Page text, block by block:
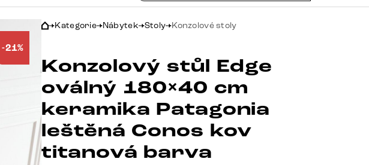
-21%
Kategorie Nábytek Stoly Konzolové stoly
Konzolový stůl Edge
oválný 180×40 cm
keramika Patagonia
leštěná Conos kov
titanová barva